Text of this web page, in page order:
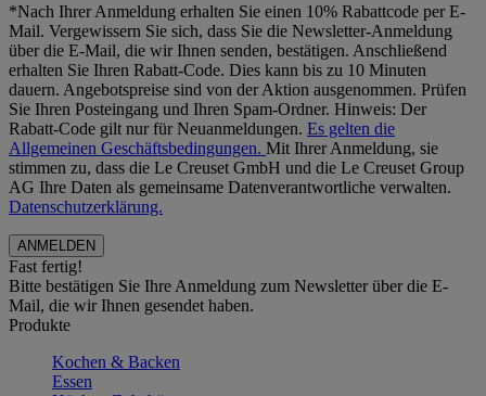
*Nach Ihrer Anmeldung erhalten Sie einen 10% Rabattcode per E-
Mail. Vergewissern Sie sich, dass Sie die Newsletter-Anmeldung
über die E-Mail, die wir Ihnen senden, bestätigen. Anschließend
erhalten Sie Ihren Rabatt-Code. Dies kann bis zu 10 Minuten
dauern. Angebotspreise sind von der Aktion ausgenommen. Prüfen
Sie Ihren Posteingang und Ihren Spam-Ordner. Hinweis: Der
Rabatt-Code gilt nur für Neuanmeldungen. Es gelten die
Allgemeinen Geschäftsbedingungen. Mit Ihrer Anmeldung, sie
stimmen zu, dass die Le Creuset GmbH und die Le Creuset Group
AG Ihre Daten als gemeinsame Datenverantwortliche verwalten.
Datenschutzerklärung.
Fast fertig!
Bitte bestätigen Sie Ihre Anmeldung zum Newsletter über die E-
Mail, die wir Ihnen gesendet haben.
Produkte
Kochen & Backen
Essen